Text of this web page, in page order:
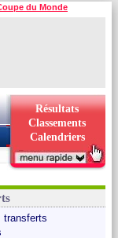
du Monde
Résultats
Classements
Calendriers
transferts